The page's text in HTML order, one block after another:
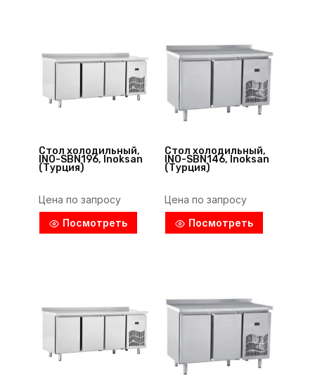
Стол холодильный,
INO-SBN196, Inoksan
(Турция)
Цена по запросу
Посмотреть
Стол холодильный,
INO-SBN146, Inoksan
(Турция)
Цена по запросу
Посмотреть